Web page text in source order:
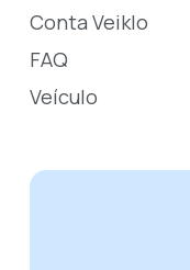
Conta Veiklo
FAQ
Veículo